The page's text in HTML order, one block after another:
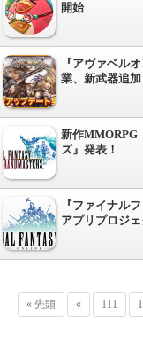
開始
『アヴァベル
業、新武器追加
新作MMORPG
ズ』発表！
『ファイナル
アプリプロジェ
« 先頭 « 111